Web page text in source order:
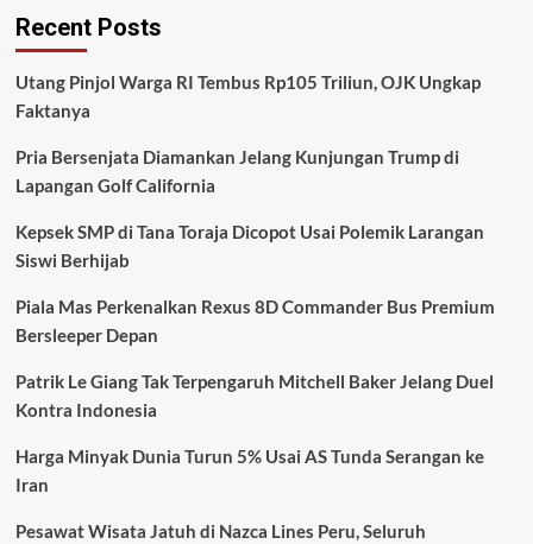
Perdagangan
Dibongkar,
Dihadapkan
di
Bandung
Recent Posts
Utang Pinjol Warga RI Tembus Rp105 Triliun, OJK Ungkap
Faktanya
Pria Bersenjata Diamankan Jelang Kunjungan Trump di
Lapangan Golf California
Kepsek SMP di Tana Toraja Dicopot Usai Polemik Larangan
Siswi Berhijab
Piala Mas Perkenalkan Rexus 8D Commander Bus Premium
Bersleeper Depan
Patrik Le Giang Tak Terpengaruh Mitchell Baker Jelang Duel
Kontra Indonesia
Harga Minyak Dunia Turun 5% Usai AS Tunda Serangan ke
Iran
Pesawat Wisata Jatuh di Nazca Lines Peru, Seluruh